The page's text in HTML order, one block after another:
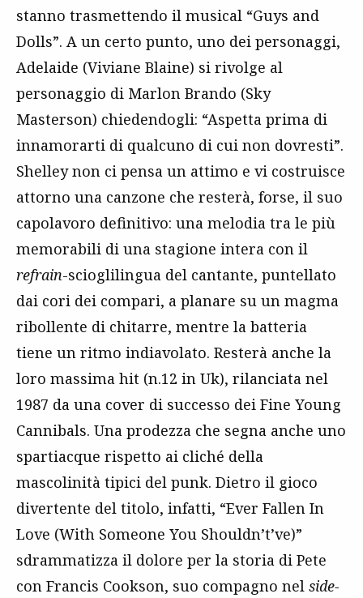
stanno trasmettendo il musical “Guys and
Dolls”. A un certo punto, uno dei personaggi,
Adelaide (Viviane Blaine) si rivolge al
personaggio di Marlon Brando (Sky
Masterson) chiedendogli: “Aspetta prima di
innamorarti di qualcuno di cui non dovresti”.
Shelley non ci pensa un attimo e vi costruisce
attorno una canzone che resterà, forse, il suo
capolavoro definitivo: una melodia tra le più
memorabili di una stagione intera con il
refrain-scioglilingua del cantante, puntellato
dai cori dei compari, a planare su un magma
ribollente di chitarre, mentre la batteria
tiene un ritmo indiavolato. Resterà anche la
loro massima hit (n.12 in Uk), rilanciata nel
1987 da una cover di successo dei Fine Young
Cannibals. Una prodezza che segna anche uno
spartiacque rispetto ai cliché della
mascolinità tipici del punk. Dietro il gioco
divertente del titolo, infatti, “Ever Fallen In
Love (With Someone You Shouldn’t’ve)”
sdrammatizza il dolore per la storia di Pete
con Francis Cookson, suo compagno nel side-